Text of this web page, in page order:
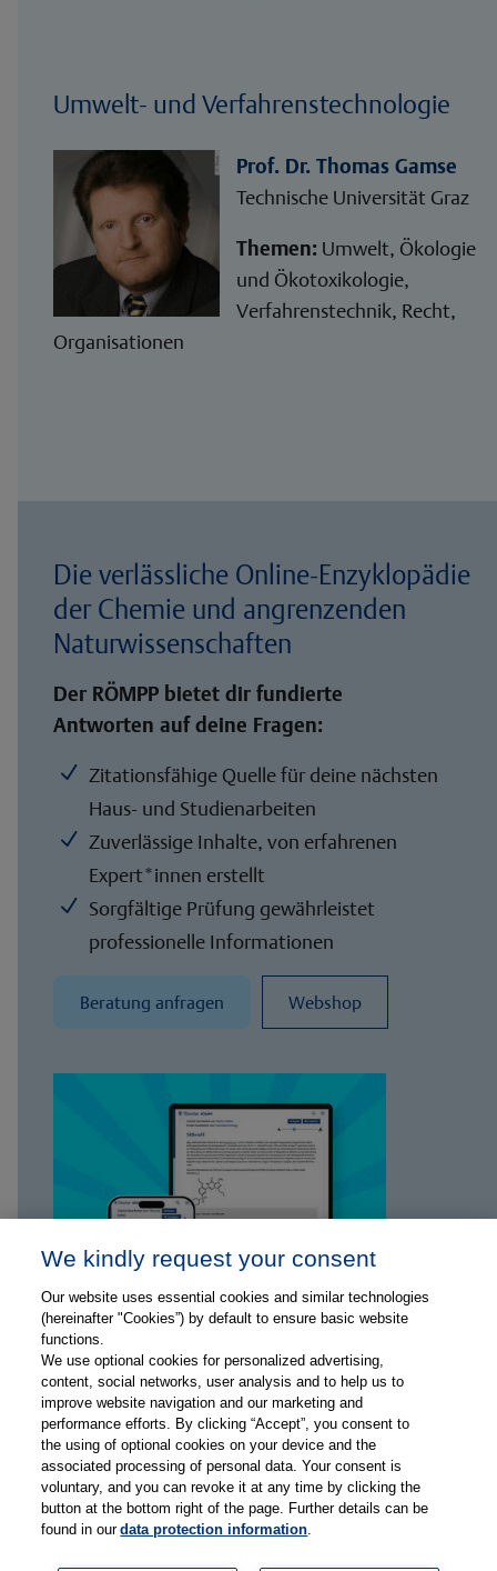
Umwelt- und Verfahrenstechnologie
Prof. Dr. Thomas Gamse
Technische Universität Graz
Themen: Umwelt, Ökologie
und Ökotoxikologie,
Verfahrenstechnik, Recht,
Organisationen
Die verlässliche Online-Enzyklopädie
der Chemie und angrenzenden
Naturwissenschaften
Der RÖMPP bietet dir fundierte
Antworten auf deine Fragen:
N Zitationsfähige Quelle für deine nächsten
Haus- und Studienarbeiten
N Zuverlässige Inhalte, von erfahrenen
Expert*innen erstellt
N Sorgfältige Prüfung gewährleistet
professionelle Informationen
Beratung anfragen Webshop
We kindly request your consent
Our website uses essential cookies and similar technologies
(hereinafter "Cookies”) by default to ensure basic website
functions.
We use optional cookies for personalized advertising,
content, social networks, user analysis and to help us to
improve website navigation and our marketing and
performance efforts. By clicking “Accept”, you consent to
the using of optional cookies on your device and the
associated processing of personal data. Your consent is
voluntary, and you can revoke it at any time by clicking the
button at the bottom right of the page. Further details can be
found in ourdata protection information.